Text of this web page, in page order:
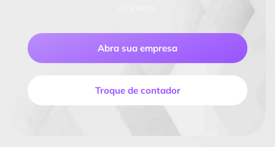
Abra sua empresa
Troque de contador